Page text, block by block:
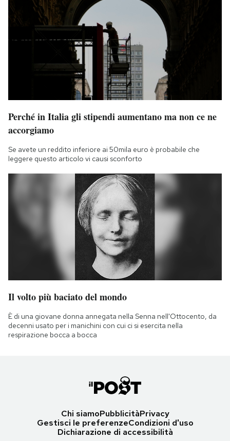
Perché in Italia gli stipendi aumentano ma non ce ne
accorgiamo
Se avete un reddito inferiore ai 50mila euro è probabile che
leggere questo articolo vi causi sconforto
Il volto più baciato del mondo
È di una giovane donna annegata nella Senna nell'Ottocento, da
decenni usato per i manichini con cui ci si esercita nella
respirazione bocca a bocca
Chi siamoPubblicitàPrivacy
Gestisci le preferenzeCondizioni d'uso
Dichiarazione di accessibilità